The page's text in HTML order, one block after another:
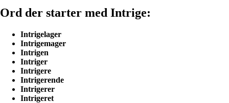
Ord der starter med Intrige:
Intrigelager
Intrigemager
Intrigen
Intriger
Intrigere
Intrigerende
Intrigerer
Intrigeret